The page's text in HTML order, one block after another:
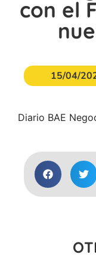
con el
15/04/
Diario BAE